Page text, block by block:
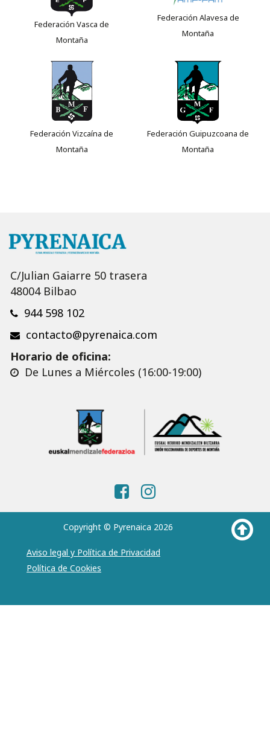
Federación Vasca de
Montaña
Federación Alavesa de
Montaña
Federación Vizcaína de
Montaña
Federación Guipuzcoana de
Montaña
C/Julian Gaiarre 50 trasera
48004 Bilbao
944 598 102
contacto@pyrenaica.com
Horario de oficina:
De Lunes a Miércoles (16:00-19:00)
Copyright © Pyrenaica 2026
Aviso legal y Política de Privacidad
Política de Cookies